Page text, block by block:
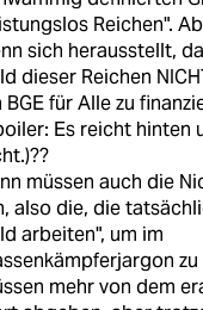
Reichen".
sich herausstellt,
dieser Reichen
BGE für Alle zu
Es reicht hinten
müssen auch die
also die, die
arbeiten", um im
mehr von dem